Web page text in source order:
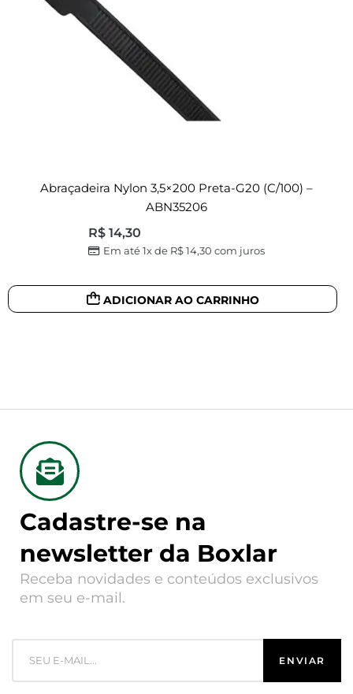
Abraçadeira Nylon 3,5×200 Preta-G20 (c/100) –
ABN35206
R$ 14,30
Em até 1x de R$14,30 com juros
ADICIONAR AO CARRINHO
Cadastre-se na
newsletter da Boxlar
Receba novidades e conteúdos exclusivos
em seu e-mail.